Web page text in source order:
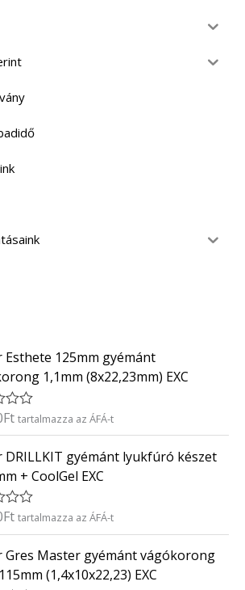
Esthete 125mm gyémánt
1,1mm (8x22,23mm) EXC
Ft tartalmazza az ÁFÁ-t
DRILLKIT gyémánt lyukfúró készet
+ CoolGel EXC
Ft tartalmazza az ÁFÁ-t
Gres Master gyémánt vágókorong
(1,4x10x22,23) EXC